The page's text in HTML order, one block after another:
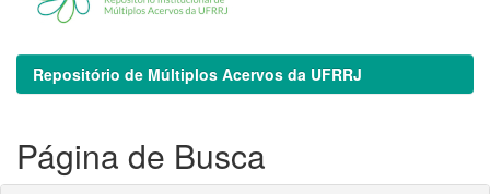
Repositório de Múltiplos Acervos da UFRRJ
Página de Busca